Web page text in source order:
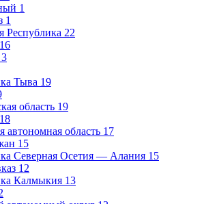
1
1
Республика 22
16
3
Тыва 19
область 19
18
автономная область 17
15
Северная Осетия — Алания 15
12
Калмыкия 13